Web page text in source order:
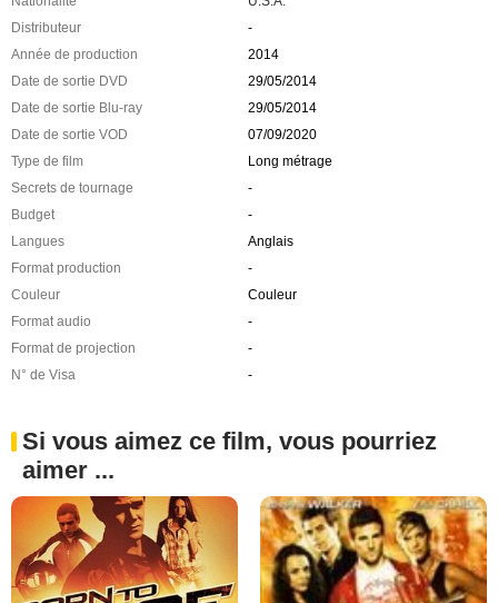
Distributeur
-
Année de production
2014
Date de sortie DVD
29/05/2014
Date de sortie Blu-ray
29/05/2014
Date de sortie VOD
07/09/2020
Type de film
Long métrage
Secrets de tournage
-
Budget
-
Langues
Anglais
Format production
-
Couleur
Couleur
Format audio
-
Format de projection
-
N° de Visa
-
Si vous aimez ce film, vous pourriez
aimer ...